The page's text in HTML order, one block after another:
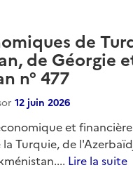
de
de Géorgie
n° 477
12 juin 2026
et financière
Turquie, de
Lire la suite